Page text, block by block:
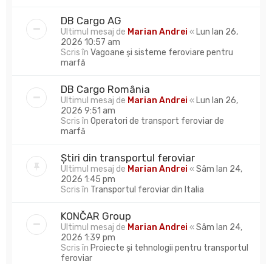
DB Cargo AG
Ultimul mesaj de Marian Andrei « Lun Ian 26,
2026 10:57 am
Scris în Vagoane și sisteme feroviare pentru
marfă
DB Cargo România
Ultimul mesaj de Marian Andrei « Lun Ian 26,
2026 9:51 am
Scris în Operatori de transport feroviar de
marfă
Știri din transportul feroviar
Ultimul mesaj de Marian Andrei «Sâm Ian 24,
2026 1:45 pm
Scris în Transportul feroviar din Italia
KONČAR Group
Ultimul mesaj de Marian Andrei «Sâm Ian 24,
2026 1:39 pm
Scris în Proiecte și tehnologii pentru transportul
feroviar